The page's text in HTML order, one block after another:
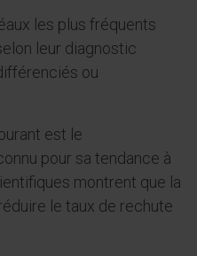
les plus fréquents
leur diagnostic
ou
est le
pour sa tendance à
montrent que la
le taux de rechute